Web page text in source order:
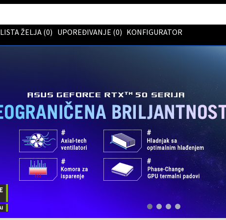
LISTA ŽELJA (0) UPOREĐIVANJE (0) KONFIGURATOR